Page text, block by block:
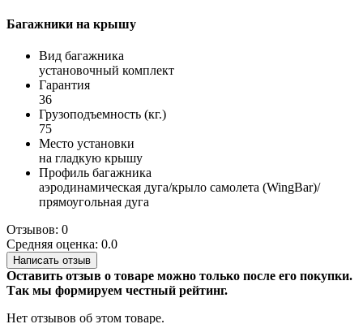
Багажники на крышу
Вид багажника
установочный комплект
Гарантия
36
Грузоподъемность (кг.)
75
Место установки
на гладкую крышу
Профиль багажника
аэродинамическая дуга/крыло самолета (WingBar)/
прямоугольная дуга
Отзывов: 0
Средняя оценка: 0.0
Написать отзыв
Оставить отзыв о товаре можно только после его покупки.
Так мы формируем честный рейтинг.
Нет отзывов об этом товаре.